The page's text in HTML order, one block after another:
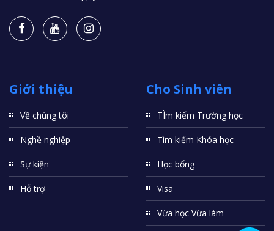
Giới thiệu
Về chúng tôi
Nghề nghiệp
Sự kiện
Hỗ trợ
Cho Sinh viên
TÌm kiếm Trường học
Tìm kiếm Khóa học
Học bổng
Visa
Vừa học Vừa làm